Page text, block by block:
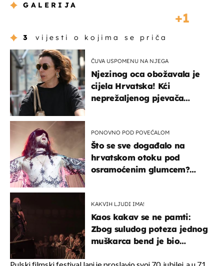
GALERIJA
1
3 vijesti o kojima se priča
ČUVA USPOMENU NA NJEGA
Njezinog oca obožavala je
cijela Hrvatska! Kći
neprežaljenog pjevača
PONOVNO POD POVEĆALOM
Što se sve događalo na
hrvatskom otoku pod
osramoćenim glumcem?
KAKVIH LJUDI IMA!
Kaos kakav se ne pamti:
Zbog suludog poteza jednog
muškarca bend je bio